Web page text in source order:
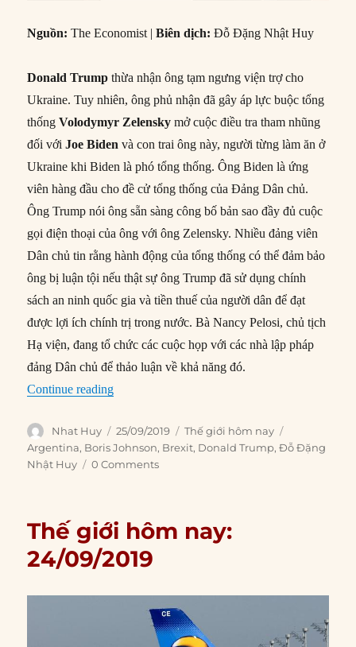
Nguồn: The Economist |Biên dịch: Đỗ Đặng Nhật Huy
Donald Trumpthừa nhận ông tạm ngưng viện trợ cho
Ukraine. Tuy nhiên, ông phủ nhận đã gây áp lực buộc tổng
thốngVolodymyr Zelensky mở cuộc điều tra tham nhũng
đối vớiJoe Biden và con trai ông này, người từng làm ăn ở
Ukraine khi Biden là phó tổng thống. Ông Biden là ứng
viên hàng đầu cho đề cử tổng thống của Đảng Dân chủ.
Ông Trump nói ông sẵn sàng công bố bản sao đầy đủ cuộc
gọi điện thoại của ông với ông Zelensky. Nhiều đảng viên
Dân chủ tin rằng hành động của tổng thống có thể đảm bảo
ông bị luận tội nếu thật sự ông Trump đã sử dụng chính
sách an ninh quốc gia và tiền thuế của người dân để đạt
được lợi ích chính trị trong nước. Bà Nancy Pelosi, chủ tịch
Hạ viện, đang tổ chức các cuộc họp với các nhà lập pháp
đảng Dân chủ để thảo luận về khả năng đó.
Continue reading“Thế giới hôm nay: 25/09/2019”
Author
Nhat Huy
Posted
on
25/09/2019 Categories
Thế giới hôm nay
Argentina, Boris Johnson, Brexit, Donald Trump,Đỗ Đặng
Nhật Huy
0 Comments
Thế giới hôm nay:
24/09/2019